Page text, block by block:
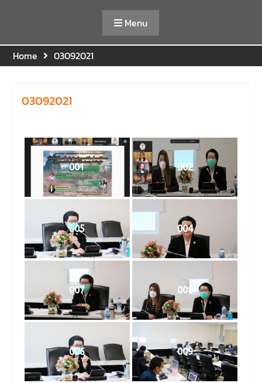
ความพร้อมเพื่อรับมือภัยพิบัติ
ประจำปี 2569 ณ ห้อง 2-311
อาคารปราบไตรจักร 2
มหาวิทยาลัยนเรศวร โดย
บุคลากรที่ปฏิบัติงาน ณ กลุ่ม
อาคารอุตสาหกรรมบริการ เพื่อ
งานภายในกลุ่มอาคารทั้ง 3
คณะ และ 1 กอง
คณะนิติศาสตร์ มหาวิทยาลัย
นเรศวร จัดโครงการปฐมนิเทศ
และพบผู้ปกครอง ประจำปีการ
ศึกษา 2569 โดยได้รับเกียรติ
จาก รองศาสตราจารย์ ดร.บุญ
ญรัตน์ โชคบันดาลชัย คณบดี
คณะนิติศาสตร์ ให้เกียรติเป็น
ประธานในพิธีเปิด พร้อมกล่าว
ต้อนรับและให้โอวาทแก่นิสิตใหม่
มีวัตถุประสงค์เพื่อให้ผู้ปกครอง
และนิสิตได้ทราบถึงนโยบาย
ด้านการเรียนการสอนของคณะ
Menu
Home 03092021
03092021
001 002
005 004
007 008
006 009